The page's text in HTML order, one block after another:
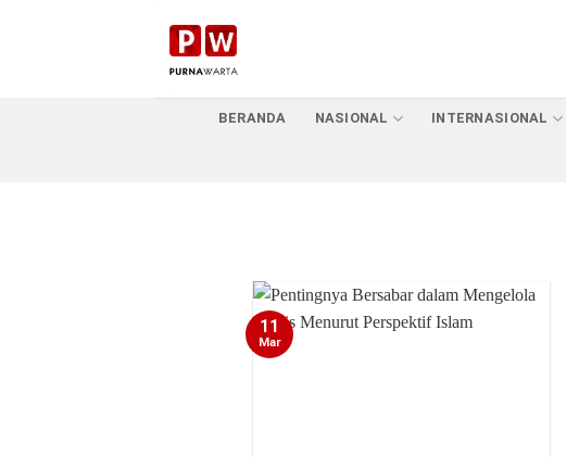
BERANDA NASIONAL INTERNASIONAL
11
Mar